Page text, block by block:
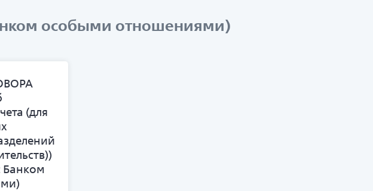
особыми отношениями)
(для
Банком